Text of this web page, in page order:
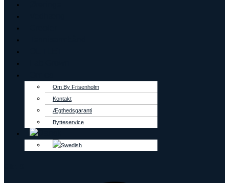
Om By Frisenholm
Kontakt
Ægthedsgaranti
Bytteservice